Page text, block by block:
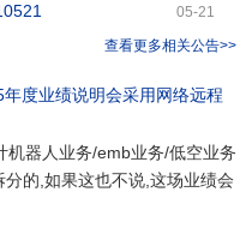
05-21
查看更多相关公告>>
度业绩说明会采用网络远程
器人业务/emb业务/低空业务
的,如果这也不说,这场业绩会